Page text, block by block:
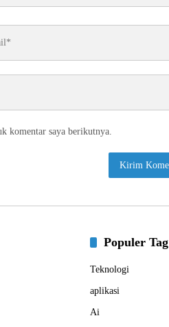
komentar saya berikutnya.
Populer Tag
Teknologi
aplikasi
Ai